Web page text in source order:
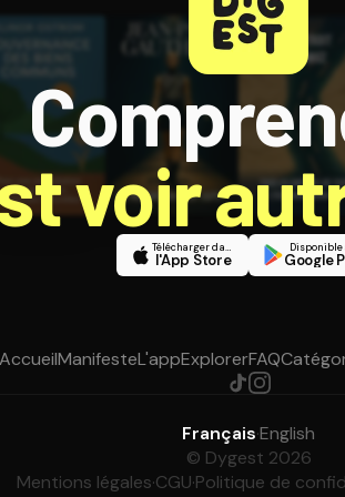
voir
Télécharger dans
l'App Store
Disponible
Google
AccueilManifesteL'appExplorerFAQ
Français·English
© Dygest 2026
Mentions légales·CGU·Politique de